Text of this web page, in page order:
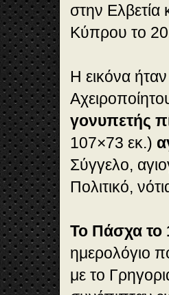
στην Ελβετία
Κύπρου το
Η εικόνα
γονυπετής
107×73 εκ.)
Σύγγελο,
Πολιτικό,
Το Πάσχα το
ημερολόγιο
με το